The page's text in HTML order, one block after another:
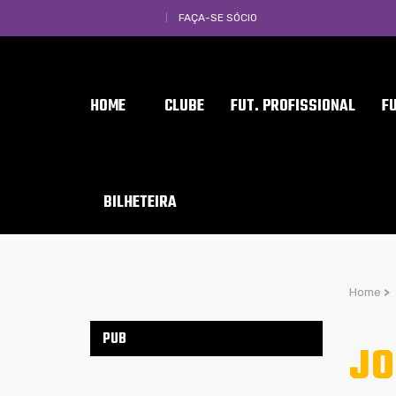
FAÇA-SE SÓCIO
HOME CLUBE FUT. PROFISSIONAL
BILHETEIRA
Home >
PUB